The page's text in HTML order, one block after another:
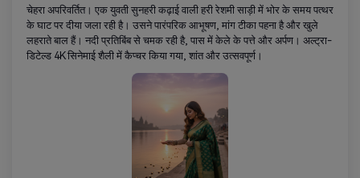
चेहरा अपरिवर्तित। एक युवती सुनहरी कढ़ाई वाली हरी रेशमी साड़ी में भोर के समय पत्थर
के घाट पर दीया जला रही है। उसने पारंपरिक आभूषण, मांग टीका पहना है और खुले
लहराते बाल हैं। नदी प्रतिबिंब से चमक रही है, पास में केले के पत्ते और अर्पण। अल्ट्रा-
डिटेल्ड 4K सिनेमाई शैली में कैप्चर किया गया, शांत और उत्सवपूर्ण।